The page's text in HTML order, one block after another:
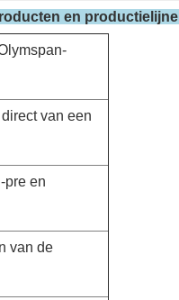
en
van een
pre en
van de